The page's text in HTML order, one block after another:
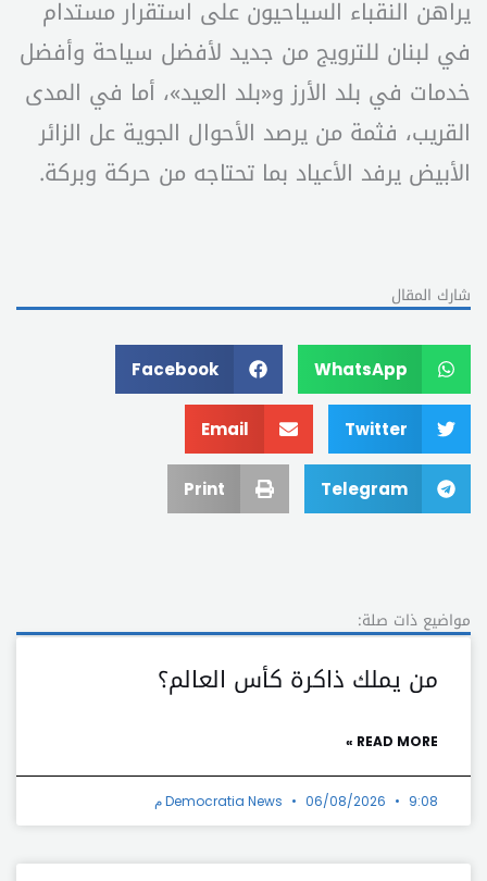
يراهن النقباء السياحيون على استقرار مستدام
في لبنان للترويج من جديد لأفضل سياحة وأفضل
خدمات في بلد الأرز و«بلد العيد»، أما في المدى
القريب، فثمة من يرصد الأحوال الجوية عل الزائر
الأبيض يرفد الأعياد بما تحتاجه من حركة وبركة.
شارك المقال
WhatsApp
Facebook
Twitter
Email
Telegram
Print
مواضيع ذات صلة:
من يملك ذاكرة كأس العالم؟
READ MORE »
Democratia News 06/08/2026 9:08 م